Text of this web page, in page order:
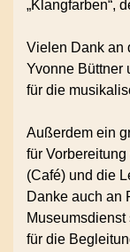
„Klangfarben“,
Vielen Dank an
Yvonne Büttner
für die
Außerdem ein
für
(Café) und die
Danke auch an
für die